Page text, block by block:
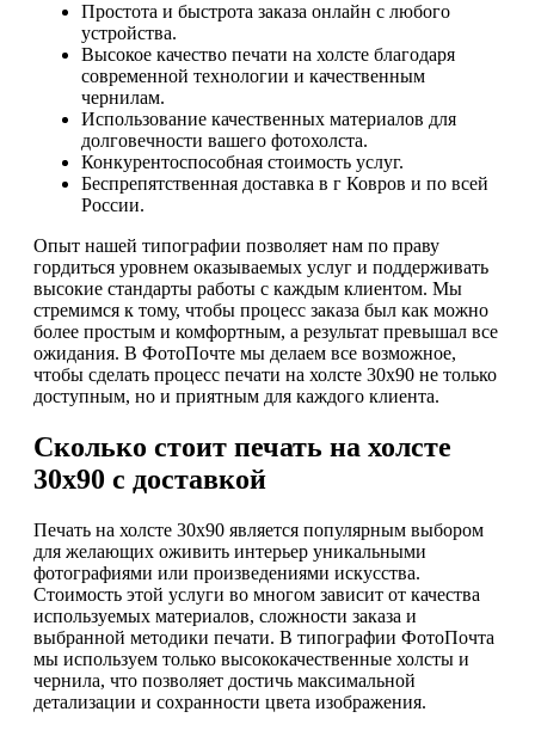
Простота и быстрота заказа онлайн с любого
устройства.
Высокое качество печати на холсте благодаря
современной технологии и качественным
чернилам.
Использование качественных материалов для
долговечности вашего фотохолста.
Конкурентоспособная стоимость услуг.
Беспрепятственная доставка в г Ковров и по всей
России.
Опыт нашей типографии позволяет нам по праву
гордиться уровнем оказываемых услуг и поддерживать
высокие стандарты работы с каждым клиентом. Мы
стремимся к тому, чтобы процесс заказа был как можно
более простым и комфортным, а результат превышал все
ожидания. В ФотоПочте мы делаем все возможное,
чтобы сделать процесс печати на холсте 30х90 не только
доступным, но и приятным для каждого клиента.
Сколько стоит печать на холсте
30х90 с доставкой
Печать на холсте 30х90 является популярным выбором
для желающих оживить интерьер уникальными
фотографиями или произведениями искусства.
Стоимость этой услуги во многом зависит от качества
используемых материалов, сложности заказа и
выбранной методики печати. В типографии ФотоПочта
мы используем только высококачественные холсты и
чернила, что позволяет достичь максимальной
детализации и сохранности цвета изображения.